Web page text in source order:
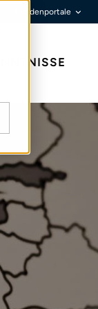
Kundenportale